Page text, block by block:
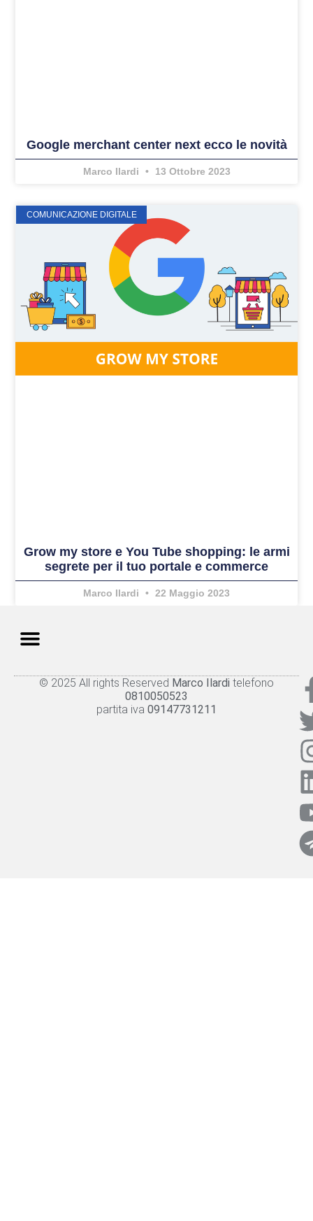
Google merchant center next ecco le novità
Marco Ilardi 13 Ottobre 2023
COMUNICAZIONE DIGITALE
Grow my store e You Tube shopping: le armi
segrete per il tuo portale e commerce
Marco Ilardi 22 Maggio 2023
© 2025 All rights Reserved Marco Ilardi telefono
0810050523
partita iva 09147731211